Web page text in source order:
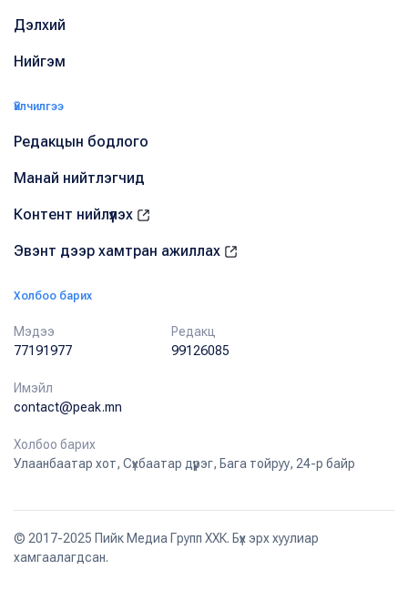
Дэлхий
Нийгэм
Үйлчилгээ
Редакцын бодлого
Манай нийтлэгчид
Контент нийлүүлэх
Эвэнт дээр хамтран ажиллах
Холбоо барих
Мэдээ
77191977
Редакц
99126085
Имэйл
contact@peak.mn
Холбоо барих
Улаанбаатар хот, Сүхбаатар дүүрэг, Бага тойруу, 24-р байр
© 2017-2025 Пийк Медиа Групп ХХК. Бүх эрх хуулиар
хамгаалагдсан.